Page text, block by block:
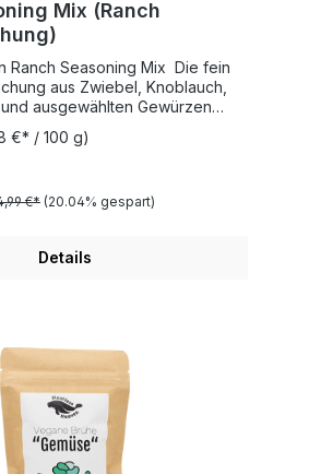
Mix (Ranch
Ranch Seasoning Mix Die fein
aus Zwiebel, Knoblauch,
ausgewählten Gewürzen
Ranch-Flavour –
und ohne künstliche
vermischen. 15
€* / 100 g)
€* (20.04% gespart)
Details